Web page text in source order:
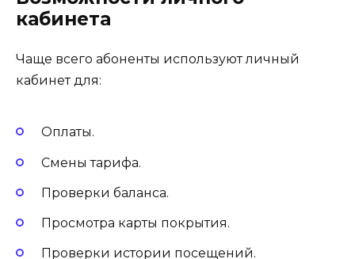
кабинета
Чаще всего абоненты используют личный
кабинет для:
Оплаты.
Смены тарифа.
Проверки баланса.
Просмотра карты покрытия.
Проверки истории посещений.